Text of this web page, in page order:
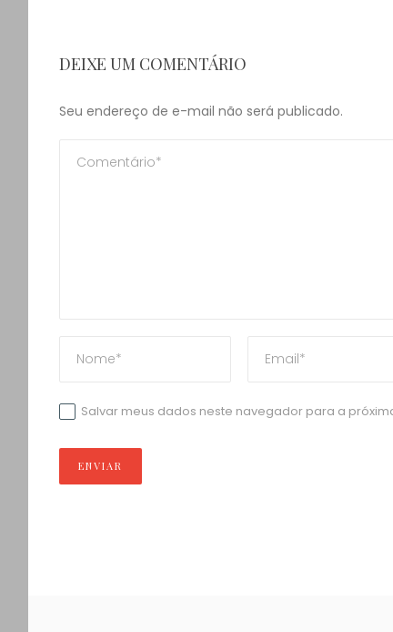
DEIXE UM COMENTÁRIO
Seu endereço de e-mail não será publicado.
Salvar meus dados neste navegador para a